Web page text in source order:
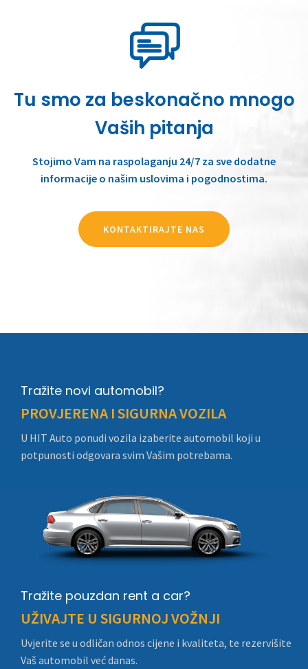
Tu smo za beskonačno mnogo
Vaših pitanja
Stojimo Vam na raspolaganju 24/7 za sve dodatne
informacije o našim uslovima i pogodnostima.
KONTAKTIRAJTE NAS
Tražite novi automobil?
PROVJERENA I SIGURNA VOZILA
U HIT Auto ponudi vozila izaberite automobil koji u
potpunosti odgovara svim Vašim potrebama.
Tražite pouzdan rent a car?
UŽIVAJTE U SIGURNOJ VOŽNJI
Uvjerite se u odličan odnos cijene i kvaliteta, te rezervišite
Vaš automobil već danas.